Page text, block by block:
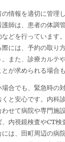
情報を適切に管理
師は、患者の体調
どを行っています
には、予約の取り
また、診療カルテ
が求められる場合も
合でも、緊急時の
くと安心です。内科
せて病院や専門施
、内視鏡検査やCT
には、田町周辺の病